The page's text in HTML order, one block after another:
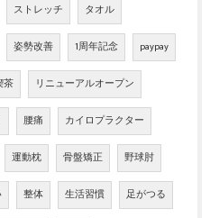
ストレッチ タオル
姿勢改善 1周年記念 paypay
茶 リニューアルオープン
腰痛 カイロプラクター
運動枕 骨盤矯正 野球肘
整体 生活習慣 足がつる